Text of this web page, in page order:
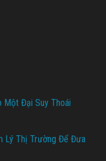
Một Đại Suy Thoái
Lý Thị Trường Để Đưa